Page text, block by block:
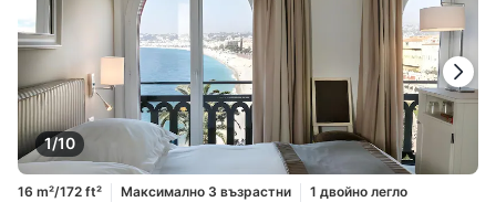
1/10
16 m²/172 ft² Максимално 3 възрастни
1 двойно легло